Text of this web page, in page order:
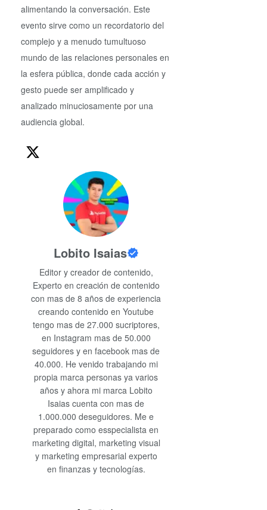
alimentando la conversación. Este
evento sirve como un recordatorio del
complejo y a menudo tumultuoso
mundo de las relaciones personales en
la esfera pública, donde cada acción y
gesto puede ser amplificado y
analizado minuciosamente por una
audiencia global.
Lobito Isaias
Editor y creador de contenido,
Experto en creación de contenido
con mas de 8 años de experiencia
creando contenido en Youtube
tengo mas de 27.000 sucriptores,
en Instagram mas de 50.000
seguidores y en facebook mas de
40.000. He venido trabajando mi
propia marca personas ya varios
años y ahora mi marca Lobito
Isaias cuenta con mas de
1.000.000 deseguidores. Me e
preparado como esspecialista en
marketing digital, marketing visual
y marketing empresarial experto
en finanzas y tecnologías.